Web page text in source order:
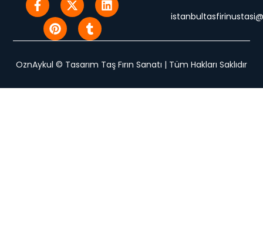
OznAykul © Tasarım Taş Fırın Sanatı | Tüm Hakları Saklıdır